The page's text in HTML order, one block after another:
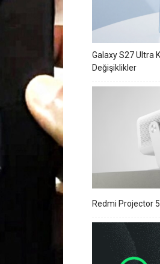
Galaxy S27 Ultra
Değişiklikler
Redmi Projector 5